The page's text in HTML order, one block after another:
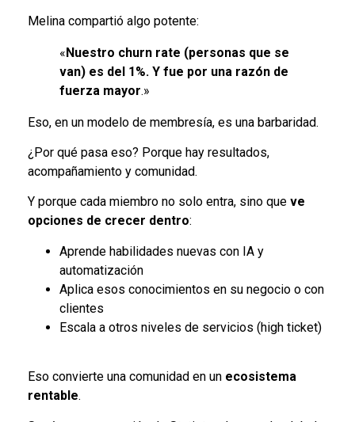
Melina compartió algo potente:
«Nuestro churn rate (personas que se
van) es del 1%. Y fue por una razón de
fuerza mayor.»
Eso, en un modelo de membresía, es una barbaridad.
¿Por qué pasa eso? Porque hay resultados,
acompañamiento y comunidad.
Y porque cada miembro no solo entra, sino que ve
opciones de crecer dentro:
Aprende habilidades nuevas con IA y
automatización
Aplica esos conocimientos en su negocio o con
clientes
Escala a otros niveles de servicios (high ticket)
Eso convierte una comunidad en un ecosistema
rentable.